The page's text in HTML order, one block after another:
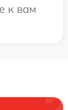
к вам